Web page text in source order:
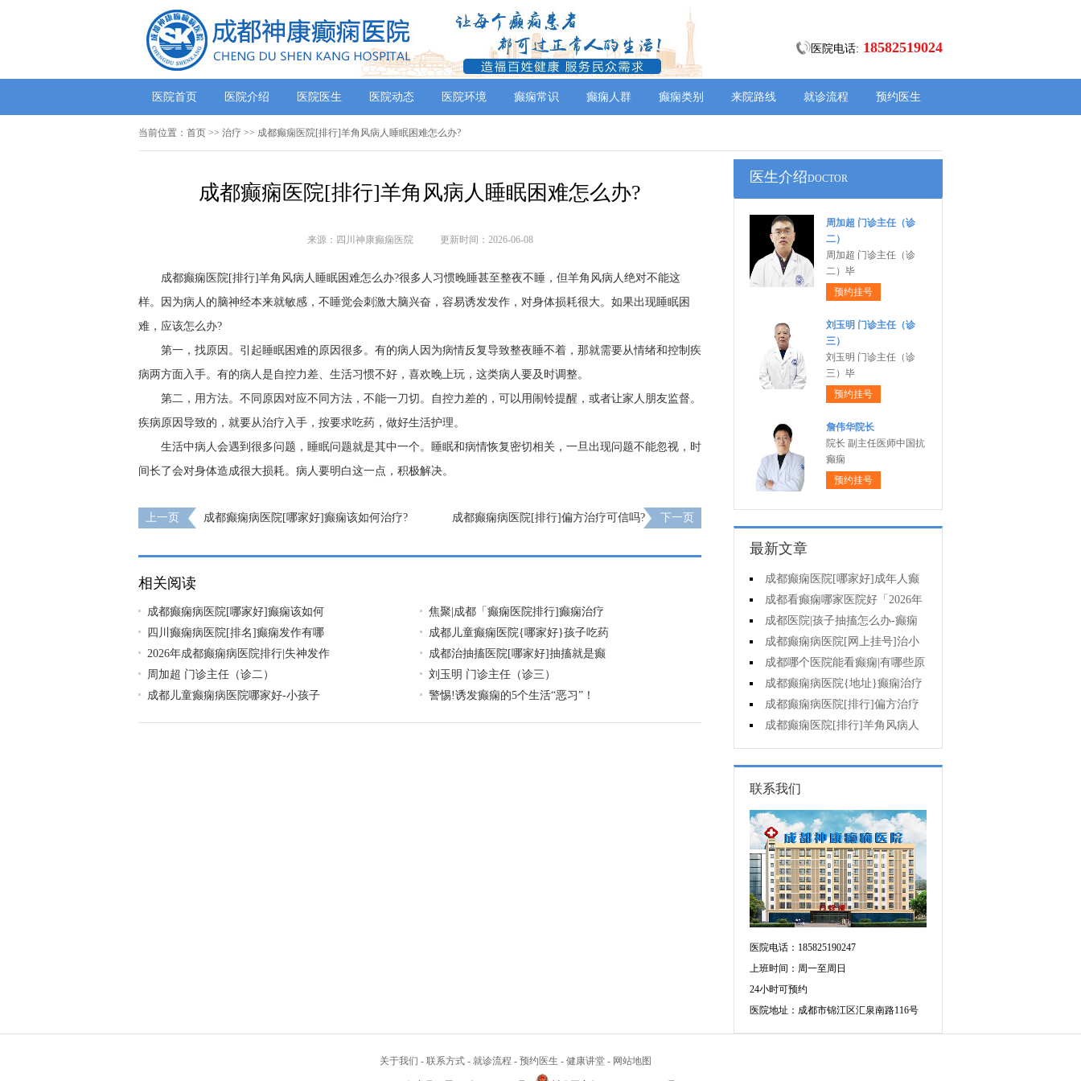
医院电话: 18582519024
医院首页 医院介绍 医院医生 医院动态 医院环境 癫痫常识 癫痫人群 癫痫类别 来院路线 就诊流程 预约医生
当前位置： 首页 >> 治疗 >> 成都癫痫医院[排行]羊角风病人睡眠困难怎么办?
成都癫痫医院[排行]羊角风病人睡眠困难怎么办?
来源：四川神康癫痫医院 更新时间：2026-06-08
成都癫痫医院[排行]羊角风病人睡眠困难怎么办?很多人习惯晚睡甚至整夜不睡，但羊角风病人绝对不能这
样。因为病人的脑神经本来就敏感，不睡觉会刺激大脑兴奋，容易诱发发作，对身体损耗很大。如果出现睡眠困
难，应该怎么办?
第一，找原因。引起睡眠困难的原因很多。有的病人因为病情反复导致整夜睡不着，那就需要从情绪和控制疾
病两方面入手。有的病人是自控力差、生活习惯不好，喜欢晚上玩，这类病人要及时调整。
第二，用方法。不同原因对应不同方法，不能一刀切。自控力差的，可以用闹铃提醒，或者让家人朋友监督。
疾病原因导致的，就要从治疗入手，按要求吃药，做好生活护理。
生活中病人会遇到很多问题，睡眠问题就是其中一个。睡眠和病情恢复密切相关，一旦出现问题不能忽视，时
间长了会对身体造成很大损耗。病人要明白这一点，积极解决。
上一页 成都癫痫病医院[哪家好]癫痫该如何治疗? 成都癫痫病医院[排行]偏方治疗可信吗? 下一页
相关阅读
成都癫痫病医院[哪家好]癫痫该如何
焦聚|成都「癫痫医院排行]癫痫治疗
四川癫痫病医院[排名]癫痫发作有哪
成都儿童癫痫医院{哪家好}孩子吃药
2026年成都癫痫病医院排行|失神发作
成都治抽搐医院[哪家好]抽搐就是癫
周加超 门诊主任（诊二）
刘玉明 门诊主任（诊三）
成都儿童癫痫病医院哪家好-小孩子
警惕!诱发癫痫的5个生活“恶习”！
医生介绍DOCTOR
周加超 门诊主任（诊
二）
周加超 门诊主任（诊
二）毕
预约挂号
刘玉明 门诊主任（诊
三）
刘玉明 门诊主任（诊
三）毕
预约挂号
詹伟华院长
院长 副主任医师中国抗
癫痫
预约挂号
最新文章
成都癫痫医院[哪家好]成年人癫
痫的护理要做到哪些?
成都看癫痫哪家医院好「2026年
度公布」癫痫是遗传的吗?
成都医院|孩子抽搐怎么办-癫痫
病吃什么中药?
成都癫痫病医院[网上挂号]治小
儿癫痫病药哪个好?
成都哪个医院能看癫痫|有哪些原
因会造成癫痫?
成都癫痫病医院{地址}癫痫治疗
要坚持哪些原则?
成都癫痫病医院[排行]偏方治疗
可信吗?
成都癫痫医院[排行]羊角风病人
睡眠困难怎么办?
联系我们
医院电话：185825190247
上班时间：周一至周日
24小时可预约
医院地址：成都市锦江区汇泉南路116号
关于我们 - 联系方式 - 就诊流程 - 预约医生 - 健康讲堂 - 网站地图